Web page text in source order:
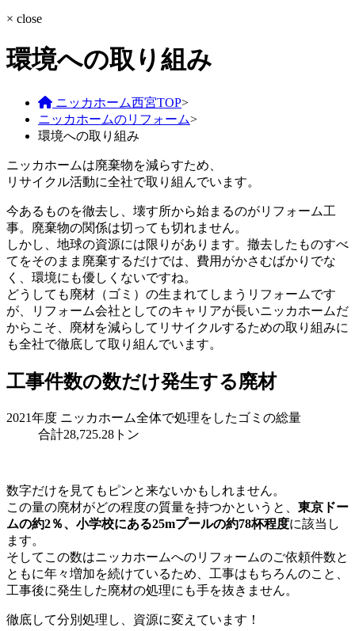
× close
環境への取り組み
ニッカホーム西宮TOP>
ニッカホームのリフォーム>
環境への取り組み
ニッカホームは廃棄物を減らすため、
リサイクル活動に全社で取り組んでいます。
今あるものを徹去し、壊す所から始まるのがリフォーム工
事。廃棄物の関係は切っても切れません。
しかし、地球の資源には限りがあります。撤去したものすべ
てをそのまま廃棄するだけでは、費用がかさむばかりでな
く、環境にも優しくないですね。
どうしても廃材（ゴミ）の生まれてしまうリフォームです
が、リフォーム会社としてのキャリアが長いニッカホームだ
からこそ、廃材を減らしてリサイクルするための取り組みに
も全社で徹底して取り組んでいます。
工事件数の数だけ発生する廃材
2021年度 ニッカホーム全体で処理をしたゴミの総量
合計28,725.28トン
数字だけを見てもピンと来ないかもしれません。
この量の廃材がどの程度の質量を持つかというと、 東京ドー
ムの約2％、小学校にある25mプールの約78杯程度に該当し
ます。
そしてこの数はニッカホームへのリフォームのご依頼件数と
ともに年々増加を続けているため、工事はもちろんのこと、
工事後に発生した廃材の処理にも手を抜きません。
徹底して分別処理し、資源に変えています！